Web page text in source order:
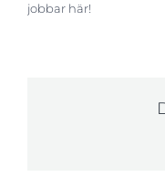
jobbar här!